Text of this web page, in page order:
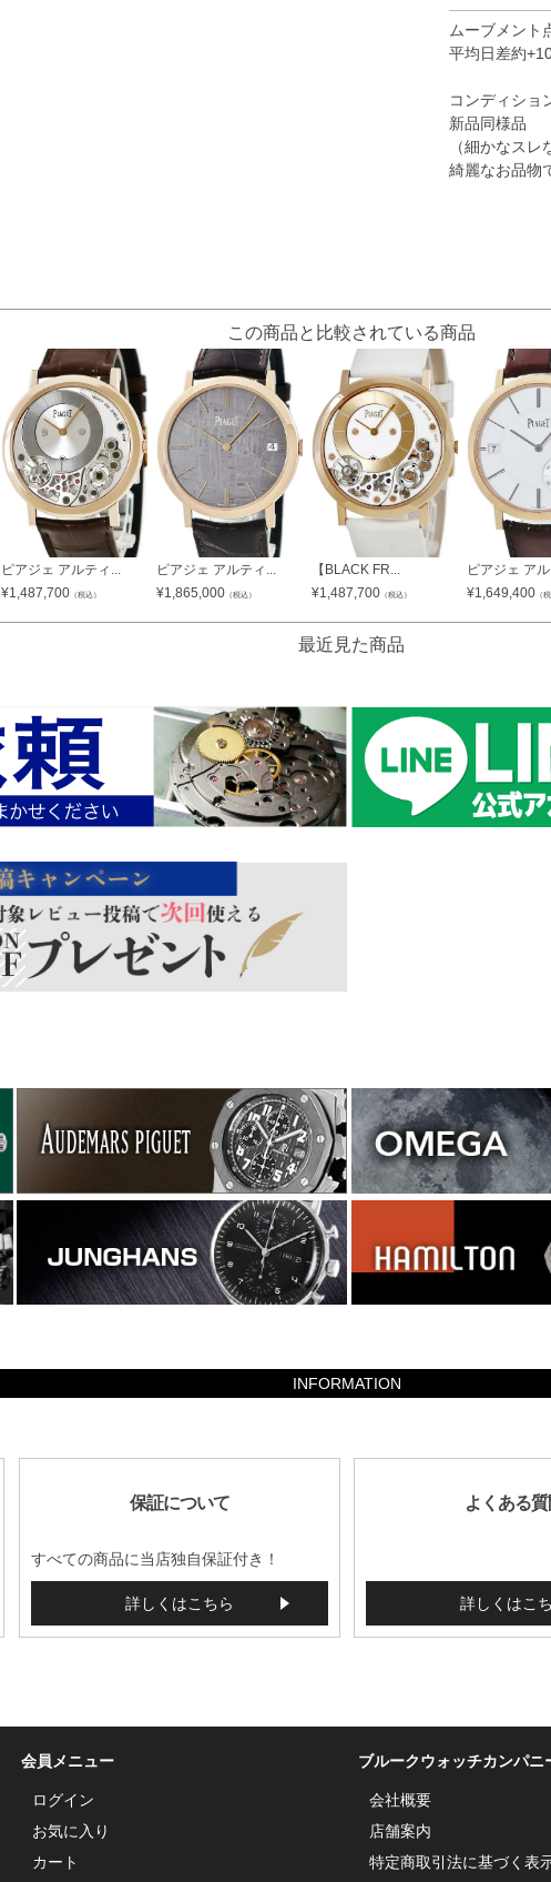
ムーブメント
平均日差約
コンディショ
新品同様品
（細かなス
綺麗なお品物
この商品と比較されている商品
ピアジェ アルティ...
¥1,487,700 （税込）
ピアジェ アルティ...
¥1,865,000 （税込）
【BLACK FR...
¥1,487,700 （税込）
ピアジェ ア
¥1,649,400 （
最近見た商品
INFORMATION
保証について
すべての商品に当店独自保証付き！
詳しくはこちら
よくある質
詳しくはこ
会員メニュー
ログイン
お気に入り
カート
ブルークウォッチカンパニ
会社概要
店舗案内
特定商取引法に基づく表